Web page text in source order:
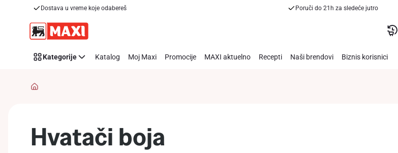
Dostava u vreme koje odabereš Poruči do 21h za sledeće jutro
Kategorije Katalog Moj Maxi Promocije MAXI aktuelno Recepti Naši brendovi Biznis korisnici
Hvatači boja